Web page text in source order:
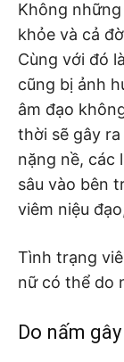
Không
khỏe và cả
Cùng với đó
cũng bị ảnh
âm đạo
thời sẽ gây
nặng nề, các
sâu vào bên
viêm niệu
Tình trạng
nữ có thể do
Do nấm